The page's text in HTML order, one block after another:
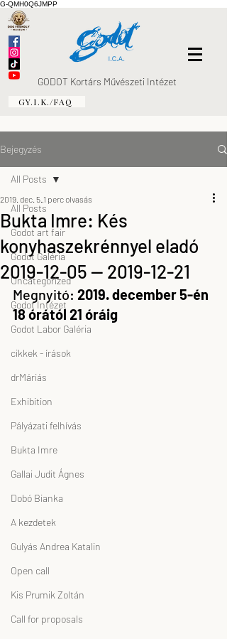
G-QMH0Q6JMPP
GODOT Kortárs Művészeti Intézet
GY.I.K./FAQ
Bejegyzés
All Posts
Godot art fair
Godot Galéria
Uncategorized
Godot Intézet
Godot Labor Galéria
cikkek - írások
drMáriás
Exhibition
Pályázati felhívás
Bukta Imre
Gallai Judit Ágnes
Dobó Bianka
A kezdetek
Gulyás Andrea Katalin
Open call
Kis Prumik Zoltán
Call for proposals
All Posts
Bukta Imre: Kés
konyhaszekrénnyel eladó
2019-12-05 — 2019-12-21
2019. dec. 5. 1 perc olvasás
Megnyitó: 2019. december 5-én
18 órától 21 óráig